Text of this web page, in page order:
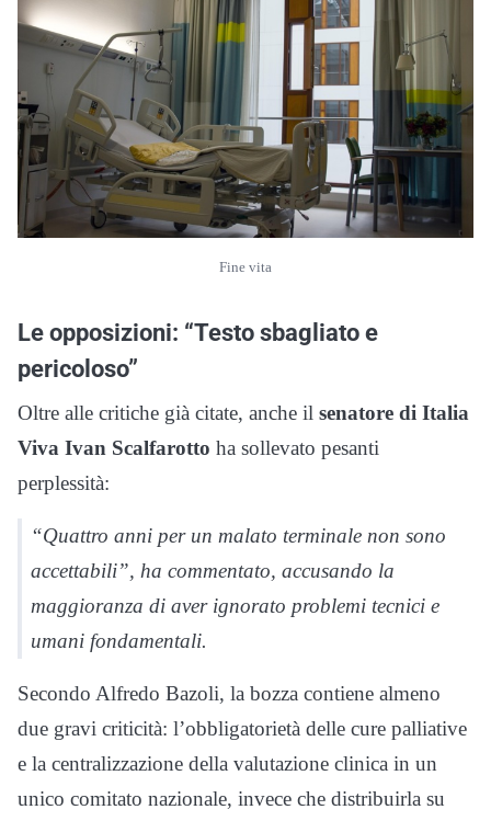
Fine vita
Le opposizioni: “Testo sbagliato e
pericoloso”
Oltre alle critiche già citate, anche il senatore di Italia
Viva Ivan Scalfarotto ha sollevato pesanti
perplessità:
“Quattro anni per un malato terminale non sono
accettabili”, ha commentato, accusando la
maggioranza di aver ignorato problemi tecnici e
umani fondamentali.
Secondo Alfredo Bazoli, la bozza contiene almeno
due gravi criticità: l’obbligatorietà delle cure palliative
e la centralizzazione della valutazione clinica in un
unico comitato nazionale, invece che distribuirla su